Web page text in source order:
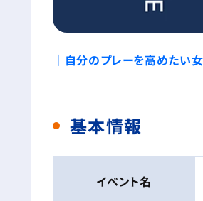
｜自分のプレーを高めたい
基本情報
イベント名